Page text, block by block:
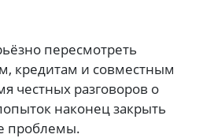
пересмотреть
кредитам и совместным
честных разговоров о
наконец закрыть
проблемы.